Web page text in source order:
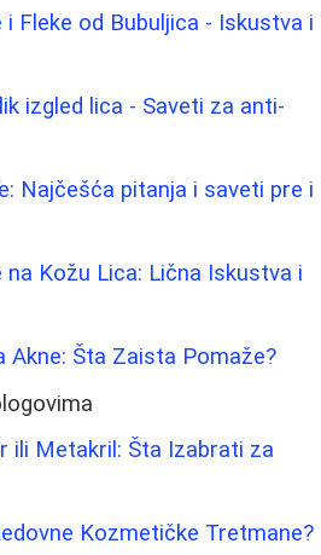
i Fleke od Bubuljica - Iskustva i
izgled lica - Saveti za anti-
Najčešća pitanja i saveti pre i
na Kožu Lica: Lična Iskustva i
Akne: Šta Zaista Pomaže?
ili Metakril: Šta Izabrati za
Kozmetičke Tretmane?